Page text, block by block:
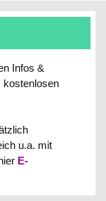
Infos &
kostenlosen
u.a. mit
E-